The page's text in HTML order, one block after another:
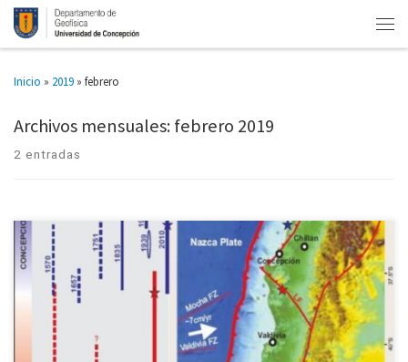
Inicio » 2019 » febrero
Archivos mensuales:febrero 2019
2 entradas
Estudio de Dra. Ignacia Calisto ayudará a mitigación y alerta. Tener un
mayor conocimiento de los terremotos que han originado los tsunami del
centro y sur de Chile y, de […]